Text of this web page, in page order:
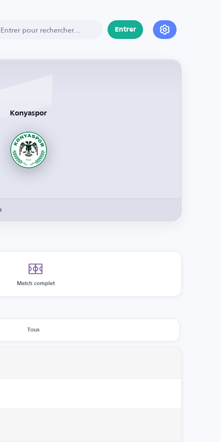
Entrer
Konyaspor
Match complet
Tous